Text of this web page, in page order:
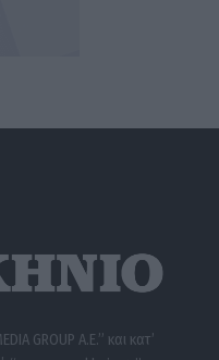
GROUP A.E.” και κατ’